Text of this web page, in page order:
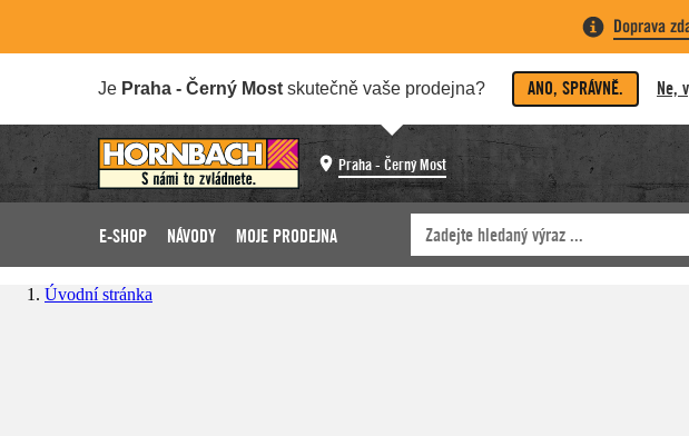
Doprava
Je Praha - Černý Most skutečně vaše prodejna? ANO, SPRÁVNĚ. Ne,
Praha - Černý Most
E-SHOP NÁVODY MOJE PRODEJNA
Úvodní stránka